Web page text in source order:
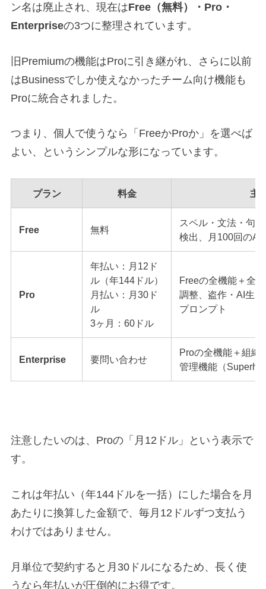
ン名は廃止され、現在はFree（無料）・Pro・
Enterpriseの3つに整理されています。
旧Premiumの機能はProに引き継がれ、さらに以前
はBusinessでしか使えなかったチーム向け機能も
Proに統合されました。
つまり、個人で使うなら「FreeかProか」を選べば
よい、というシンプルな形になっています。
プラン 料金 主
Free 無料
スペル・文法・句
検出、月100回のAI
Pro
年払い：月12ド
ル（年144ドル）
月払い：月30ド
ル
3ヶ月：60ドル
Freeの全機能＋全
調整、盗作・AI生
プロンプト
Enterprise 要問い合わせ
Proの全機能＋組織
管理機能（
注意したいのは、Proの「月12ドル」という表示で
す。
これは年払い（年144ドルを一括）にした場合を月
あたりに換算した金額で、毎月12ドルずつ支払う
わけではありません。
月単位で契約すると月30ドルになるため、長く使
うなら年払いが圧倒的にお得です。